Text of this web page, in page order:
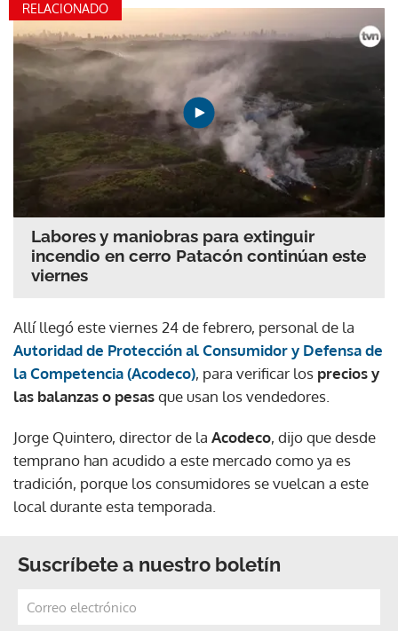
RELACIONADO
Labores y maniobras para extinguir
incendio en cerro Patacón continúan este
viernes
Allí llegó este viernes 24 de febrero, personal de la
Autoridad de Protección al Consumidor y Defensa de
la Competencia (Acodeco), para verificar los precios y
las balanzas o pesasque usan los vendedores.
Jorge Quintero, director de la Acodeco, dijo que desde
temprano han acudido a este mercado como ya es
tradición, porque los consumidores se vuelcan a este
local durante esta temporada.
Suscríbete a nuestro boletín